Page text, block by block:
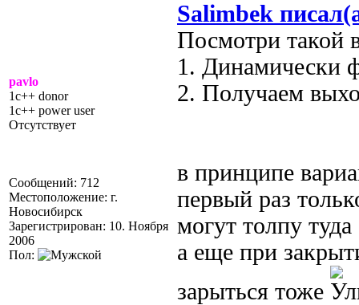
pavlo
1c++ donor
1c++ power user
Отсутствует
Сообщений: 712
Местоположение: г.
Новосибирск
Зарегистрирован: 10. Ноября
2006
Пол:
Salimbek
Посмотри такой
1. Динамически
2. Получаем
в принципе
первый раз
могут толпу
а еще при
зарыться тоже